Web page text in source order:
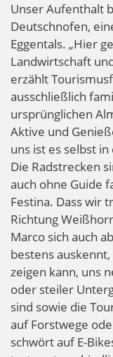
Unser Aufenthalt
Deutschnofen,
Eggentals. „Hier
Landwirtschaft
erzählt
ausschließlich
ursprünglichen
Aktive und
uns ist es selbst
Die Radstrecken
auch ohne Guide
Festina. Dass wir
Richtung
Marco sich auch
bestens
zeigen kann, uns
oder steiler
sind sowie die
auf Forstwege
schwört auf E-